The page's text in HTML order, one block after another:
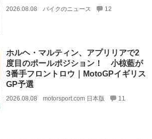
2026.08.08 バイクのニュース 12
ホルヘ・マルティン、アプリリアで2
度目のポールポジション！ 小椋藍が
3番手フロントロウ｜MotoGPイギリス
GP予選
2026.08.08 motorsport.com 日本版 11